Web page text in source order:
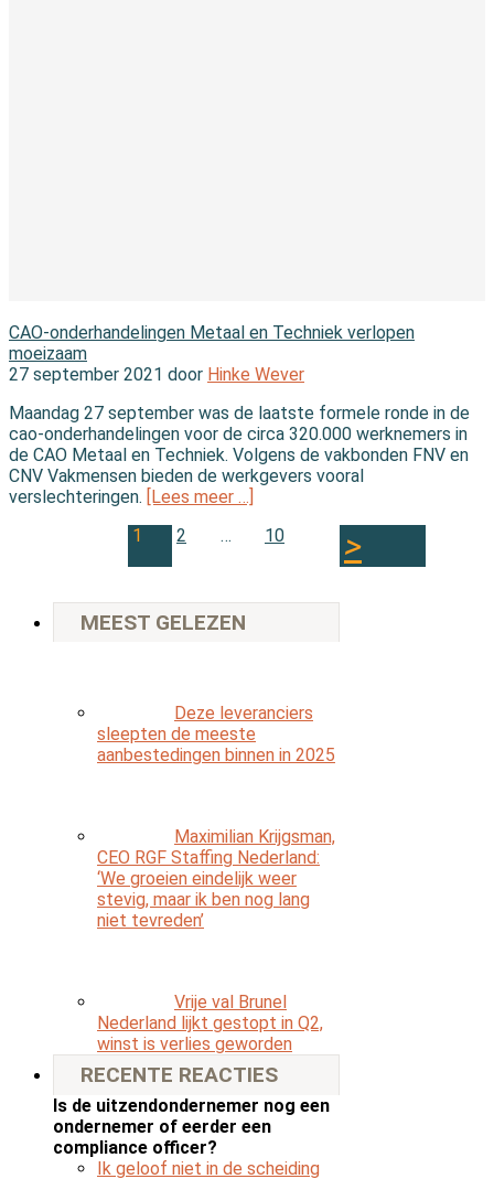
CAO-onderhandelingen Metaal en Techniek verlopen
moeizaam
27 september 2021 door Hinke Wever
Maandag 27 september was de laatste formele ronde in de
cao-onderhandelingen voor de circa 320.000 werknemers in
de CAO Metaal en Techniek. Volgens de vakbonden FNV en
CNV Vakmensen bieden de werkgevers vooral
verslechteringen. [Lees meer …]
1
2 … 10
MEEST GELEZEN
Deze leveranciers
sleepten de meeste
aanbestedingen binnen in 2025
Maximilian Krijgsman,
CEO RGF Staffing Nederland:
‘We groeien eindelijk weer
stevig, maar ik ben nog lang
niet tevreden’
Vrije val Brunel
Nederland lijkt gestopt in Q2,
winst is verlies geworden
RECENTE REACTIES
Is de uitzendondernemer nog een
ondernemer of eerder een
compliance officer?
Ik geloof niet in de scheiding